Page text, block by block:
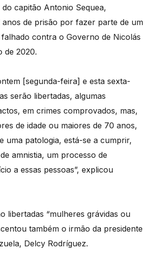
do capitão Antonio Sequea,
de prisão por fazer parte de um
contra o Governo de Nicolás
de 2020.
[segunda-feira] e esta sexta-
serão libertadas, algumas
em crimes comprovados, mas,
de idade ou maiores de 70 anos,
uma patologia, está-se a cumprir,
amnistia, um processo de
a essas pessoas”, explicou
libertadas “mulheres grávidas ou
também o irmão da presidente
Delcy Rodríguez.